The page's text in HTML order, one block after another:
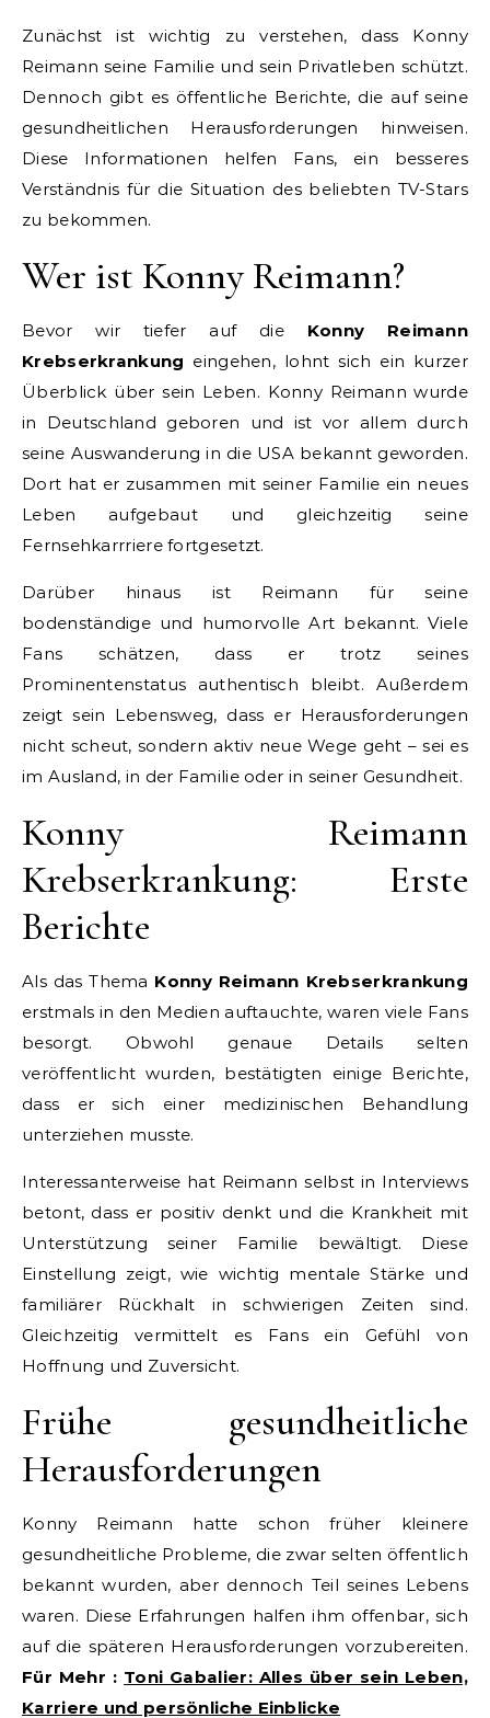
Zunächst ist wichtig zu verstehen, dass Konny
Reimann seine Familie und sein Privatleben schützt.
Dennoch gibt es öffentliche Berichte, die auf seine
gesundheitlichen Herausforderungen hinweisen.
Diese Informationen helfen Fans, ein besseres
Verständnis für die Situation des beliebten TV-Stars
zu bekommen.
Wer ist Konny Reimann?
Bevor wir tiefer auf die Konny Reimann
Krebserkrankung eingehen, lohnt sich ein kurzer
Überblick über sein Leben. Konny Reimann wurde
in Deutschland geboren und ist vor allem durch
seine Auswanderung in die USA bekannt geworden.
Dort hat er zusammen mit seiner Familie ein neues
Leben aufgebaut und gleichzeitig seine
Fernsehkarrriere fortgesetzt.
Darüber hinaus ist Reimann für seine
bodenständige und humorvolle Art bekannt. Viele
Fans schätzen, dass er trotz seines
Prominentenstatus authentisch bleibt. Außerdem
zeigt sein Lebensweg, dass er Herausforderungen
nicht scheut, sondern aktiv neue Wege geht – sei es
im Ausland, in der Familie oder in seiner Gesundheit.
Konny Reimann
Krebserkrankung: Erste
Berichte
Als das Thema Konny Reimann Krebserkrankung
erstmals in den Medien auftauchte, waren viele Fans
besorgt. Obwohl genaue Details selten
veröffentlicht wurden, bestätigten einige Berichte,
dass er sich einer medizinischen Behandlung
unterziehen musste.
Interessanterweise hat Reimann selbst in Interviews
betont, dass er positiv denkt und die Krankheit mit
Unterstützung seiner Familie bewältigt. Diese
Einstellung zeigt, wie wichtig mentale Stärke und
familiärer Rückhalt in schwierigen Zeiten sind.
Gleichzeitig vermittelt es Fans ein Gefühl von
Hoffnung und Zuversicht.
Frühe gesundheitliche
Herausforderungen
Konny Reimann hatte schon früher kleinere
gesundheitliche Probleme, die zwar selten öffentlich
bekannt wurden, aber dennoch Teil seines Lebens
waren. Diese Erfahrungen halfen ihm offenbar, sich
auf die späteren Herausforderungen vorzubereiten.
Für Mehr : Toni Gabalier: Alles über sein Leben,
Karriere und persönliche Einblicke